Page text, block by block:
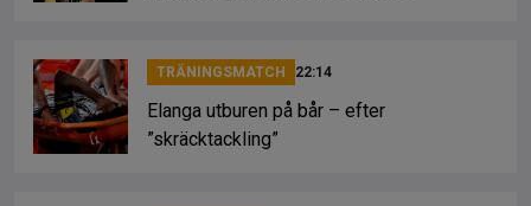
TRÄNINGSMATCH 22:14
Elanga utburen på bår – efter
”skräcktackling”